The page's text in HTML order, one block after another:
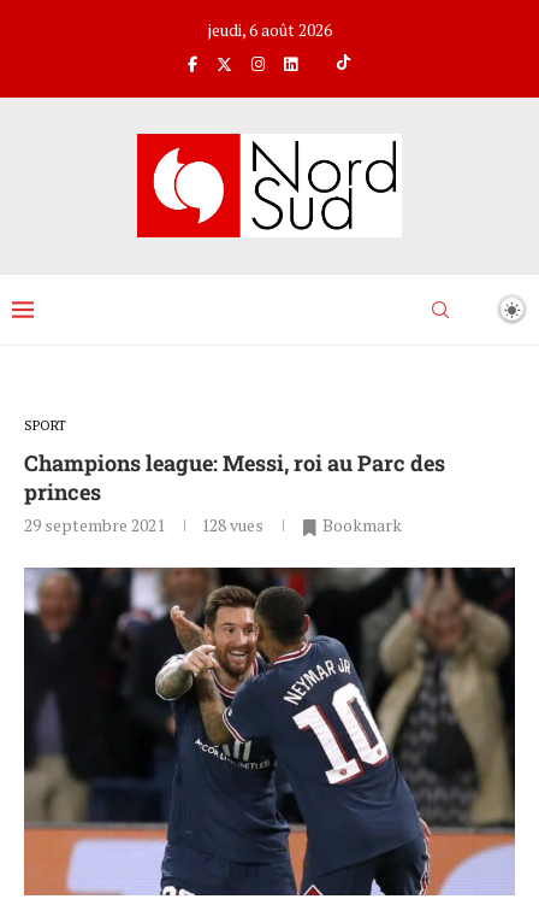
jeudi, 6 août 2026
SPORT
Champions league: Messi, roi au Parc des
princes
29 septembre 2021 128vues Bookmark